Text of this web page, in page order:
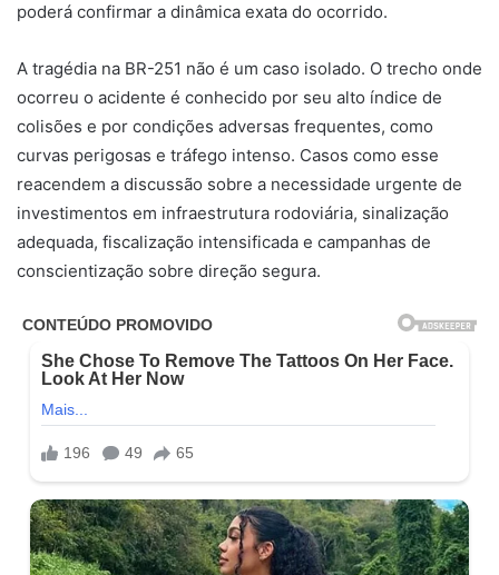
poderá confirmar a dinâmica exata do ocorrido.
A tragédia na BR-251 não é um caso isolado. O trecho onde
ocorreu o acidente é conhecido por seu alto índice de
colisões e por condições adversas frequentes, como
curvas perigosas e tráfego intenso. Casos como esse
reacendem a discussão sobre a necessidade urgente de
investimentos em infraestrutura rodoviária, sinalização
adequada, fiscalização intensificada e campanhas de
conscientização sobre direção segura.